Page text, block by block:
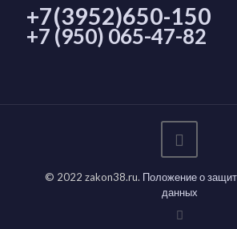
+7(3952)650-150
+7 (950) 065-47-82
© 2022 zakon38.ru. Положение о
данных